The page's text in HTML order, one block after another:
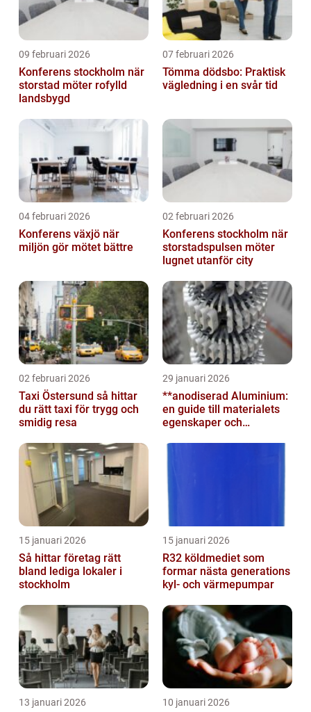
09 februari 2026
Konferens stockholm när
storstad möter rofylld
landsbygd
07 februari 2026
Tömma dödsbo: Praktisk
vägledning i en svår tid
04 februari 2026
Konferens växjö när
miljön gör mötet bättre
02 februari 2026
Konferens stockholm när
storstadspulsen möter
lugnet utanför city
02 februari 2026
Taxi Östersund så hittar
du rätt taxi för trygg och
smidig resa
29 januari 2026
**anodiserad Aluminium:
en guide till materialets
egenskaper och
15 januari 2026
Så hittar företag rätt
bland lediga lokaler i
stockholm
15 januari 2026
R32 köldmediet som
formar nästa generations
kyl- och värmepumpar
13 januari 2026 10 januari 2026